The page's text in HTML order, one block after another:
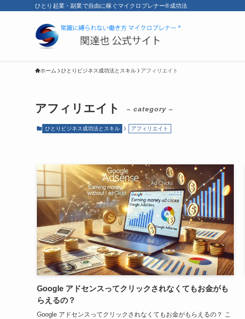
ひとり起業・副業で自由に稼ぐマイクロプレナー®成功法
ホーム ひとりビジネス成功法とスキル アフィリエイト
アフィリエイト – category –
ひとりビジネス成功法とスキル アフィリエイト
Google アドセンスってクリックされなくてもお金がも
らえるの？
Google アドセンスってクリックされなくてもお金がもらえるの？ こ